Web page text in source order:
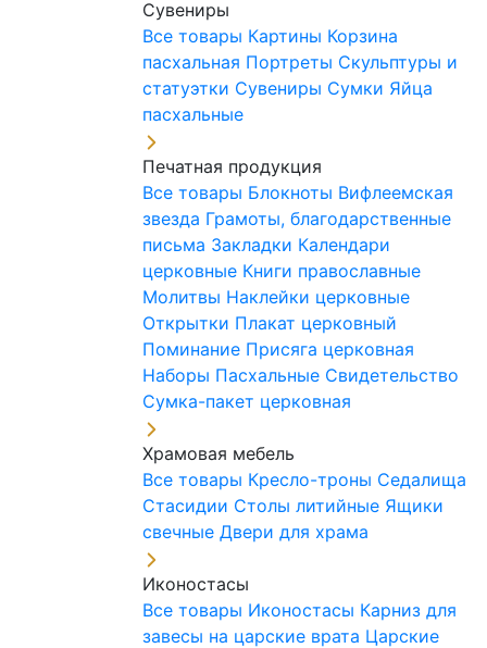
Сувениры
Все товары Картины Корзина
пасхальная Портреты Скульптуры и
статуэтки Сувениры Сумки Яйца
пасхальные
Печатная продукция
Все товары Блокноты Вифлеемская
звезда Грамоты, благодарственные
письма Закладки Календари
церковные Книги православные
Молитвы Наклейки церковные
Открытки Плакат церковный
Поминание Присяга церковная
Наборы Пасхальные Свидетельство
Сумка-пакет церковная
Храмовая мебель
Все товары Кресло-троны Седалища
Стасидии Столы литийные Ящики
свечные Двери для храма
Иконостасы
Все товары Иконостасы Карниз для
завесы на царские врата Царские